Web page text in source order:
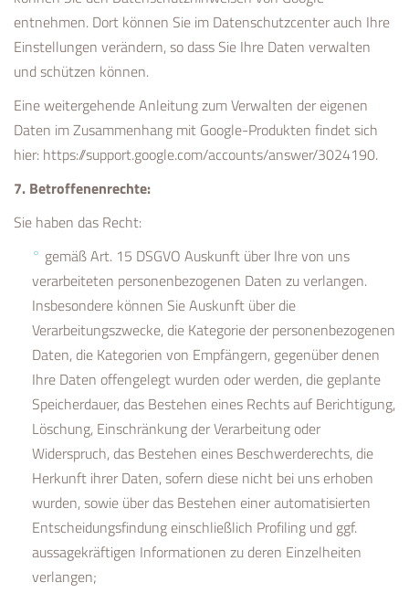
entnehmen. Dort können Sie im Datenschutzcenter auch Ihre
Einstellungen verändern, so dass Sie Ihre Daten verwalten
und schützen können.
Eine weitergehende Anleitung zum Verwalten der eigenen
Daten im Zusammenhang mit Google-Produkten findet sich
hier: https://support.google.com/accounts/answer/3024190.
7. Betroffenenrechte:
Sie haben das Recht:
gemäß Art. 15 DSGVO Auskunft über Ihre von uns
verarbeiteten personenbezogenen Daten zu verlangen.
Insbesondere können Sie Auskunft über die
Verarbeitungszwecke, die Kategorie der personenbezogenen
Daten, die Kategorien von Empfängern, gegenüber denen
Ihre Daten offengelegt wurden oder werden, die geplante
Speicherdauer, das Bestehen eines Rechts auf Berichtigung,
Löschung, Einschränkung der Verarbeitung oder
Widerspruch, das Bestehen eines Beschwerderechts, die
Herkunft ihrer Daten, sofern diese nicht bei uns erhoben
wurden, sowie über das Bestehen einer automatisierten
Entscheidungsfindung einschließlich Profiling und ggf.
aussagekräftigen Informationen zu deren Einzelheiten
verlangen;